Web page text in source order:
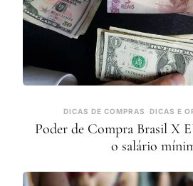
DICAS DE COMPRAS DICAS E
Poder de Compra Brasil X
o salário